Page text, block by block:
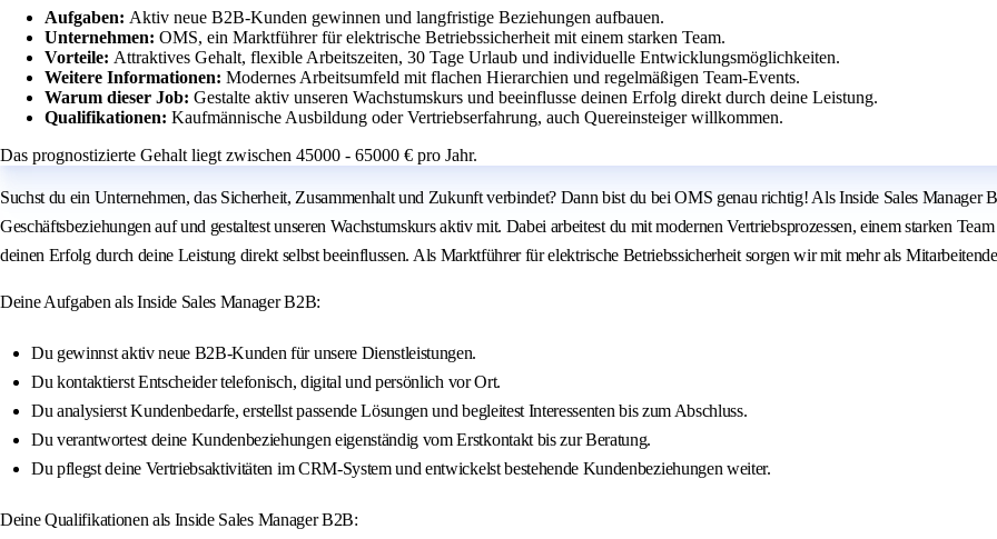
Aufgaben: Aktiv neue B2B-Kunden gewinnen und langfristige Beziehungen aufbauen.
Unternehmen: OMS, ein Marktführer für elektrische Betriebssicherheit mit einem starken Team.
Vorteile: Attraktives Gehalt, flexible Arbeitszeiten, 30 Tage Urlaub und individuelle Entwicklungsmöglichkeiten.
Weitere Informationen: Modernes Arbeitsumfeld mit flachen Hierarchien und regelmäßigen Team-Events.
Warum dieser Job: Gestalte aktiv unseren Wachstumskurs und beeinflusse deinen Erfolg direkt durch deine Leistung.
Qualifikationen: Kaufmännische Ausbildung oder Vertriebserfahrung, auch Quereinsteiger willkommen.
Das prognostizierte Gehalt liegt zwischen 45000 - 65000 € pro Jahr.
Suchst du ein Unternehmen, das Sicherheit, Zusammenhalt und Zukunft verbindet? Dann bist du bei OMS genau richtig! Als Inside Sales
Geschäftsbeziehungen auf und gestaltest unseren Wachstumskurs aktiv mit. Dabei arbeitest du mit modernen Vertriebsprozessen, einem starken
deinen Erfolg durch deine Leistung direkt selbst beeinflussen. Als Marktführer für elektrische Betriebssicherheit sorgen wir mit mehr als
Deine Aufgaben als Inside Sales Manager B2B:
Du gewinnst aktiv neue B2B-Kunden für unsere Dienstleistungen.
Du kontaktierst Entscheider telefonisch, digital und persönlich vor Ort.
Du analysierst Kundenbedarfe, erstellst passende Lösungen und begleitest Interessenten bis zum Abschluss.
Du verantwortest deine Kundenbeziehungen eigenständig vom Erstkontakt bis zur Beratung.
Du pflegst deine Vertriebsaktivitäten im CRM-System und entwickelst bestehende Kundenbeziehungen weiter.
Deine Qualifikationen als Inside Sales Manager B2B: